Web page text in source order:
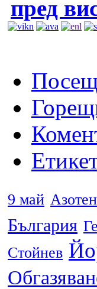
пред
9 май
България
Стойнев